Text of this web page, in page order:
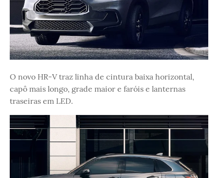
O novo HR-V traz linha de cintura baixa horizontal,
capô mais longo, grade maior e faróis e lanternas
traseiras em LED.